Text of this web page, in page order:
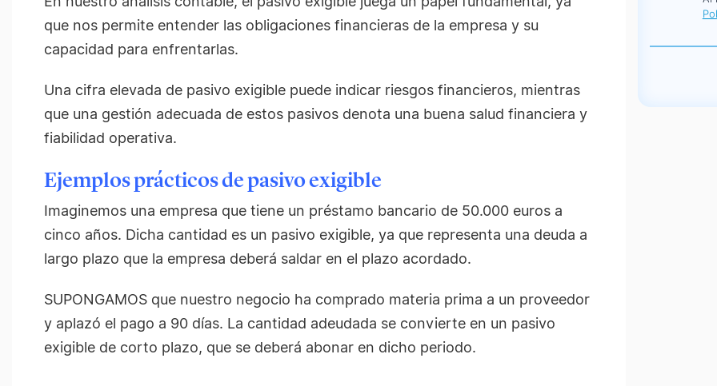
que nos permite entender las obligaciones financieras de la empresa y su
capacidad para enfrentarlas.
Una cifra elevada de pasivo exigible puede indicar riesgos financieros, mientras
que una gestión adecuada de estos pasivos denota una buena salud financiera y
fiabilidad operativa.
Ejemplos prácticos de pasivo exigible
Imaginemos una empresa que tiene un préstamo bancario de 50.000 euros a
cinco años. Dicha cantidad es un pasivo exigible, ya que representa una deuda a
largo plazo que la empresa deberá saldar en el plazo acordado.
SUPONGAMOS que nuestro negocio ha comprado materia prima a un proveedor
y aplazó el pago a 90 días. La cantidad adeudada se convierte en un pasivo
exigible de corto plazo, que se deberá abonar en dicho periodo.